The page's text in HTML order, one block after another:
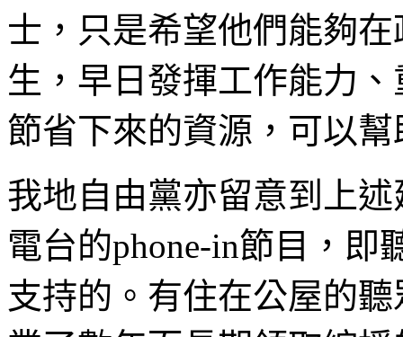
士，只是希望他們能夠
生，早日發揮工作能力
節省下來的資源，可以
我地自由黨亦留意到上
電台的phone-in節目，即
支持的。有住在公屋的